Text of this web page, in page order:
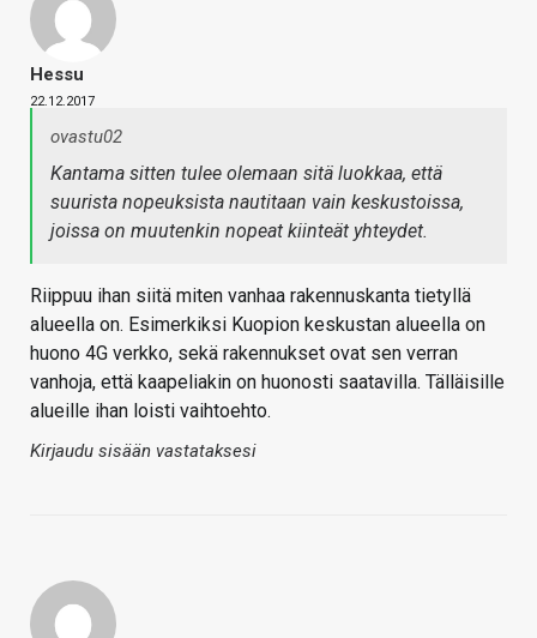
Hessu
22.12.2017
ovastu02
Kantama sitten tulee olemaan sitä luokkaa, että
suurista nopeuksista nautitaan vain keskustoissa,
joissa on muutenkin nopeat kiinteät yhteydet.
Riippuu ihan siitä miten vanhaa rakennuskanta tietyllä
alueella on. Esimerkiksi Kuopion keskustan alueella on
huono 4G verkko, sekä rakennukset ovat sen verran
vanhoja, että kaapeliakin on huonosti saatavilla. Tälläisille
alueille ihan loisti vaihtoehto.
Kirjaudu sisään vastataksesi